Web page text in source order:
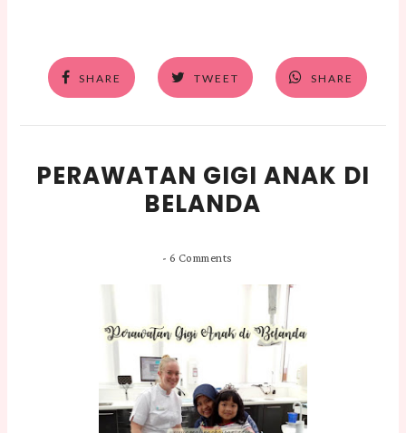
SHARE TWEET SHARE
PERAWATAN GIGI ANAK DI
BELANDA
- 6 Comments